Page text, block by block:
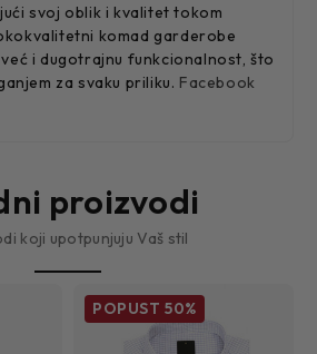
svoj oblik i kvalitet tokom
komad garderobe
i dugotrajnu funkcionalnost, što
za svaku priliku. Facebook
proizvodi
koji upotpunjuju Vaš stil
POPUST50%